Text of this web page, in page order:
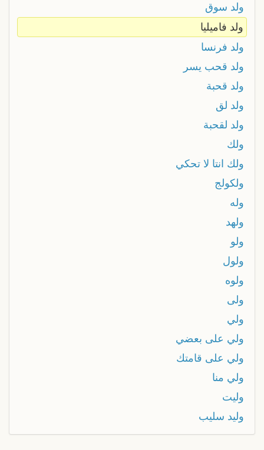
ولد سوق
ولد فاميليا
ولد فرنسا
ولد قحب يسر
ولد قحبة
ولد لق
ولد لقحبة
ولك
ولك انتا لا تحكي
ولكولج
وله
ولهد
ولو
ولول
ولوه
ولى
ولي
ولي على بعضي
ولي على قامتك
ولي منا
وليت
وليد سليب